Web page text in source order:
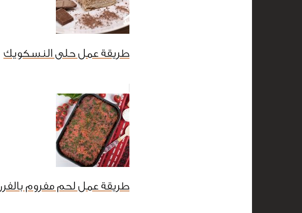
طريقة عمل حلى النسكويك
طريقة عمل لحم مفروم